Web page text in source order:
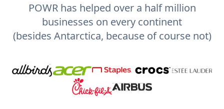
POWR has helped over a half million
businesses on every continent
(besides Antarctica, because of course not)